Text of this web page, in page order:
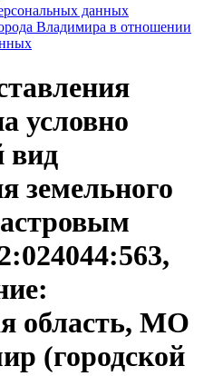
данных
Владимира в отношении
условно
вид
земельного
область, МО
(городской